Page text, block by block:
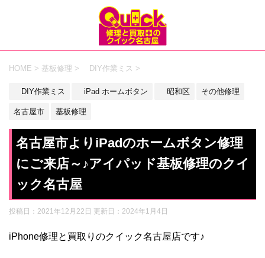
HOME > 基板修理 > DIY作業ミス >
DIY作業ミス iPad ホームボタン 昭和区 その他修理
名古屋市 基板修理
名古屋市よりiPadのホームボタン修理
にご来店～♪アイパッド基板修理のクイ
ック名古屋
投稿日：2021年12月22日 更新日： 2024年1月4日
iPhone修理と買取りのクイック名古屋店です♪